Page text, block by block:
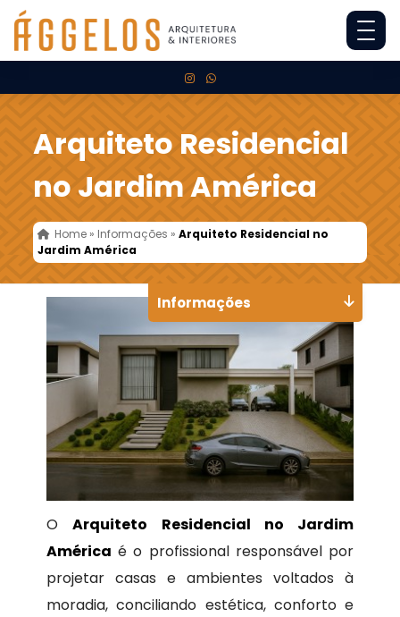
Arquiteto Residencial
no Jardim América
Home » Informações »Arquiteto Residencial no
Jardim América
OArquiteto Residencial no Jardim
América é o profissional responsável por
projetar casas e ambientes voltados à
moradia, conciliando estética, conforto e
Informações